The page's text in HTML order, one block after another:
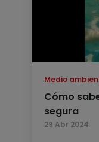
Medio
Cómo
segura
29 Abr 2024